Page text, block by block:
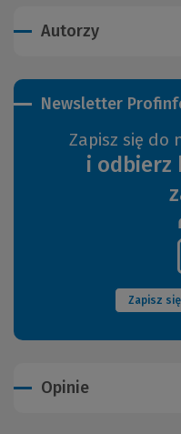
Autorzy
Newsletter
Zapisz się do
i odbierz
Zapisz
Opinie